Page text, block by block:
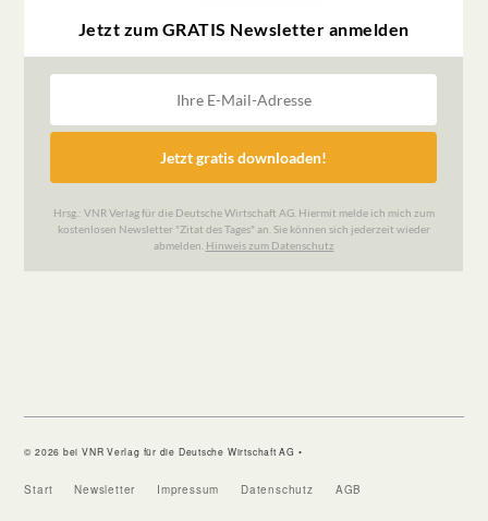
© 2026 bei VNR Verlag für die Deutsche Wirtschaft AG •
Start Newsletter Impressum Datenschutz AGB